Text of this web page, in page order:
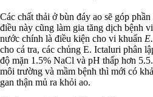
Các chất thải ở bùn đáy ao sẽ góp
điều này cũng làm gia tăng dịch bệnh
nước chính là điều kiện cho vi khuẩn
cho cá tra, các chủng E. Ictaluri phân
độ mặn 1.5% NaCl và pH thấp hơn
môi trường và mầm bệnh thì mới có
gan thận mủ ra khỏi ao.